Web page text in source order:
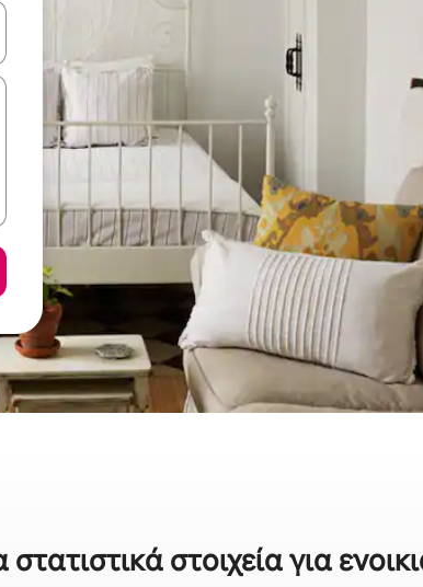
πλοηγηθείτε στη σελίδα με τα κουμπιά πάνω και κάτω
στοιχεία για